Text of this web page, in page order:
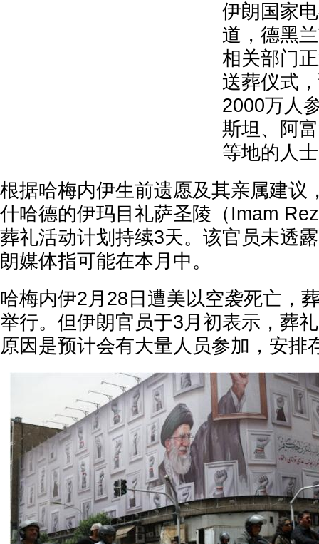
伊朗国家
道，德黑
相关部门
送葬仪式
2000万人
斯坦、阿
等地的人
根据哈梅内伊生前遗愿及其亲属建议
什哈德的伊玛目礼萨圣陵（Imam
葬礼活动计划持续3天。该官员未透
朗媒体指可能在本月中。
哈梅内伊2月28日遭美以空袭死亡，
举行。但伊朗官员于3月初表示，葬
原因是预计会有大量人员参加，安排